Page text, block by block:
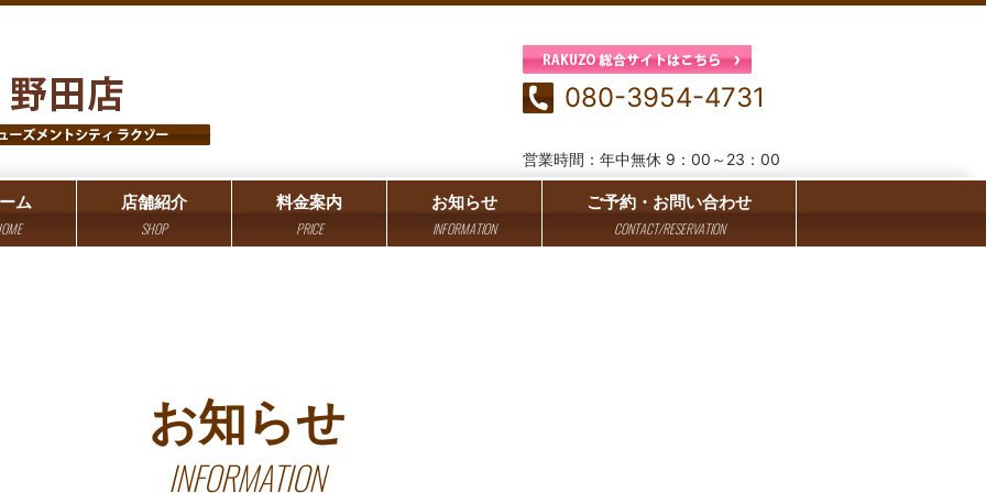
080-3954-4731
営業時間：年中無休 9：00～23：00
ム 店舗紹介
SHOP
料金案内
PRICE
お知らせ
INFORMATION
ご予約・お問い合わせ
CONTACT/RESERVATION
お知らせ
INFORMATION